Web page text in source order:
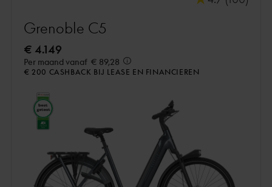
Grenoble C5
€ 4.149
Per maand vanaf € 89,28
€ 200 CASHBACK BIJ LEASE EN FINANCIEREN